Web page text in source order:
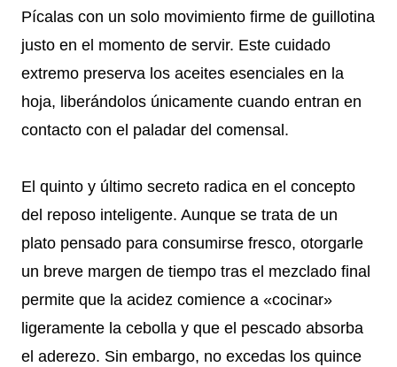
Pícalas con un solo movimiento firme de guillotina
justo en el momento de servir. Este cuidado
extremo preserva los aceites esenciales en la
hoja, liberándolos únicamente cuando entran en
contacto con el paladar del comensal.
El quinto y último secreto radica en el concepto
del reposo inteligente. Aunque se trata de un
plato pensado para consumirse fresco, otorgarle
un breve margen de tiempo tras el mezclado final
permite que la acidez comience a «cocinar»
ligeramente la cebolla y que el pescado absorba
el aderezo. Sin embargo, no excedas los quince